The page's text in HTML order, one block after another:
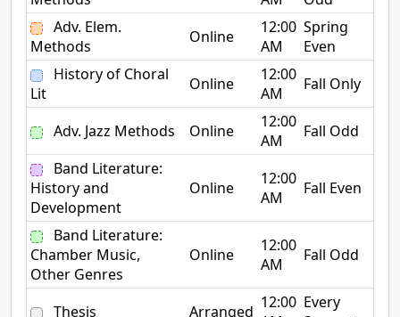
Adv. Elem.
Methods
Online
12:00
AM
Spring
Even
History of Choral
Lit
Online
12:00
AM
Fall Only
Adv. Jazz Methods Online
12:00
AM
Fall Odd
Band Literature:
History and
Development
Online
12:00
AM
Fall Even
Band Literature:
Chamber Music,
Other Genres
Online
12:00
AM
Fall Odd
Thesis Arranged 12:00 Every